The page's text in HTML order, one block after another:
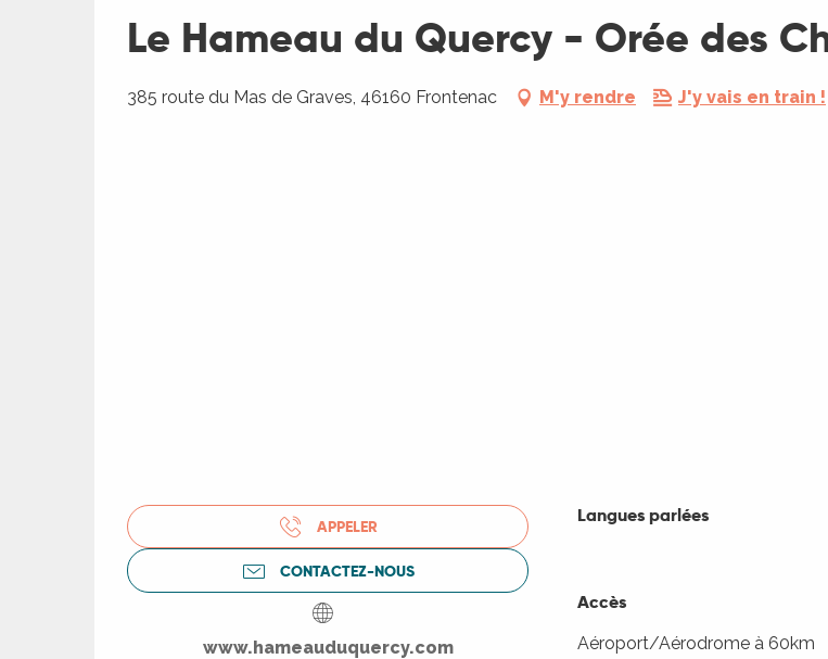
Le Hameau du Quercy - Orée des
385 route du Mas de Graves, 46160 Frontenac M'y rendre J'y vais en train !
APPELER
CONTACTEZ-NOUS
www.hameauduquercy.com
Langues parlées
Langues parlées
Accès
Accès
Aéroport/Aérodrome à 60km